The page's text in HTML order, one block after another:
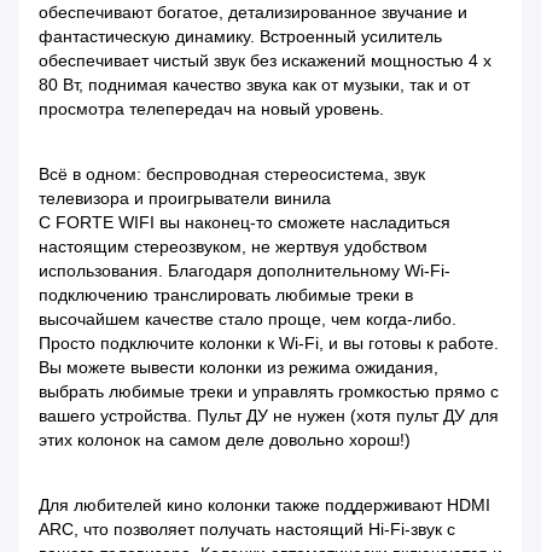
обеспечивают богатое, детализированное звучание и
фантастическую динамику. Встроенный усилитель
обеспечивает чистый звук без искажений мощностью 4 x
80 Вт, поднимая качество звука как от музыки, так и от
просмотра телепередач на новый уровень.
Всё в одном: беспроводная стереосистема, звук
телевизора и проигрыватели винила
С FORTE WIFI вы наконец-то сможете насладиться
настоящим стереозвуком, не жертвуя удобством
использования. Благодаря дополнительному Wi-Fi-
подключению транслировать любимые треки в
высочайшем качестве стало проще, чем когда-либо.
Просто подключите колонки к Wi-Fi, и вы готовы к работе.
Вы можете вывести колонки из режима ожидания,
выбрать любимые треки и управлять громкостью прямо с
вашего устройства. Пульт ДУ не нужен (хотя пульт ДУ для
этих колонок на самом деле довольно хорош!)
Для любителей кино колонки также поддерживают HDMI
ARC, что позволяет получать настоящий Hi-Fi-звук с